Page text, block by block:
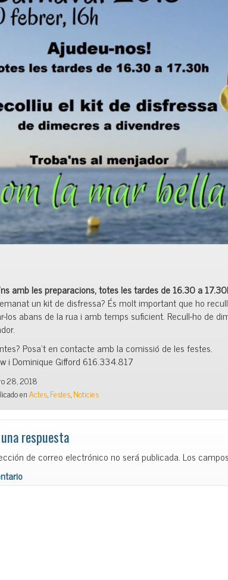
amb les preparacions, totes les tardes de16.30a
un kitde disfressa? És molt important que ho
los abans de la rua i amb temps suficient. Recull-ho de
Posa’t en contacte amb la comissió de les festes.
i Dominique Gifford 616.334.817
28, 2018
enActes,Festes,Noticies
respuesta
de correo electrónico no será publicada. Los